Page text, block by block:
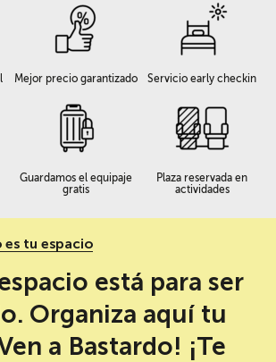
Mejor precio garantizado Servicio early checkin
Guardamos el equipaje
gratis
Plaza reservada en
actividades
es tu espacio
está para ser
Organiza aquí tu
a Bastardo! ¡Te